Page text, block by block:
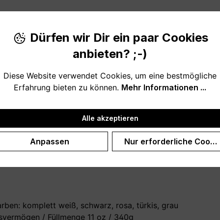
schaffe" ist eine witzige und ausgefallene
wie zum Beispiel zu Weihnachten, zum Geburtstag
komplett weiß, schwarz, rosa, türkis, grau
/ Füllmenge 11 oz / 340g
Dürfen wir Dir ein paar Cookies
anbieten? ;-)
Diese Website verwendet Cookies, um eine bestmögliche
Erfahrung bieten zu können. Mehr Informationen ...
Alle akzeptieren
Anpassen Nur erforderliche